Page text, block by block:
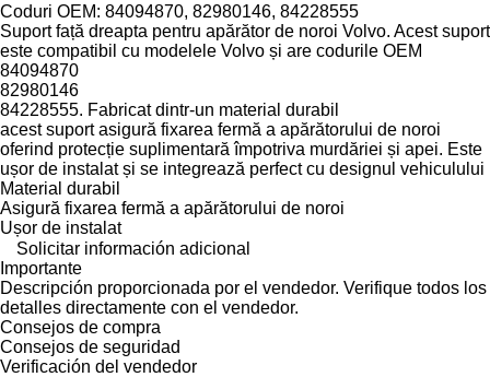
Coduri OEM: 84094870, 82980146, 84228555
Suport față dreapta pentru apărător de noroi Volvo. Acest suport
este compatibil cu modelele Volvo și are codurile OEM
84094870
82980146
84228555. Fabricat dintr-un material durabil
acest suport asigură fixarea fermă a apărătorului de noroi
oferind protecție suplimentară împotriva murdăriei și apei. Este
ușor de instalat și se integrează perfect cu designul vehiculului
Material durabil
Asigură fixarea fermă a apărătorului de noroi
Ușor de instalat
Solicitar información adicional
Importante
Descripción proporcionada por el vendedor. Verifique todos los
detalles directamente con el vendedor.
Consejos de compra
Consejos de seguridad
Verificación del vendedor